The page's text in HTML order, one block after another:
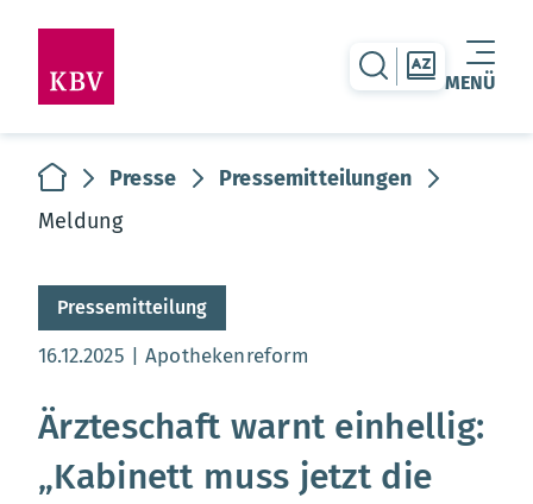
MENÜ
Warenkorb leer
zur Suche-Seite
zur
zur Startseite
Presse
Pressemitteilungen
Meldung
Pressemitteilung
Aktualisierungsdatum:
16.12.2025 Apothekenreform
Ärzteschaft warnt einhellig:
„Kabinett muss jetzt die